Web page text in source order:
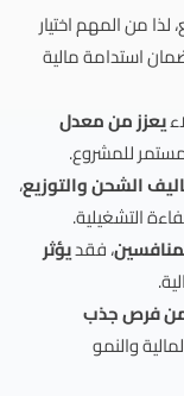
من المهم اختيار
استدامة مالية
يعزز من معدل
للمشروع.
الشحن والتوزيع،
التشغيلية.
، فقديؤثر
من فرص جذب
والنمو